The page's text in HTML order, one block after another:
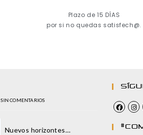
Plazo de 15 DÍAS
por si no quedas satisfech@.
SIN COMENTARIOS
Nuevos horizontes…